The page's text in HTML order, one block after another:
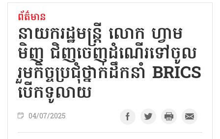
ព័ត៌មាន
នាយករដ្ឋមន្ត្រី លោក ហ្វាម
មិញ ជិញចេញដំណើរទៅចូល
រួមកិច្ចប្រជុំថ្នាក់ដឹកនាំ BRICS
បើកទូលាយ
04/07/2025